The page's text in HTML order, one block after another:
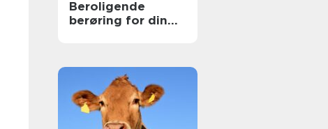
Beroligende
berøring for din